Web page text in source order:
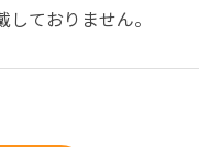
ておりません。